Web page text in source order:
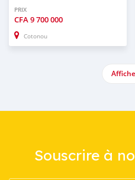
PRIX
CFA9 700 000
Cotonou
Souscrire à